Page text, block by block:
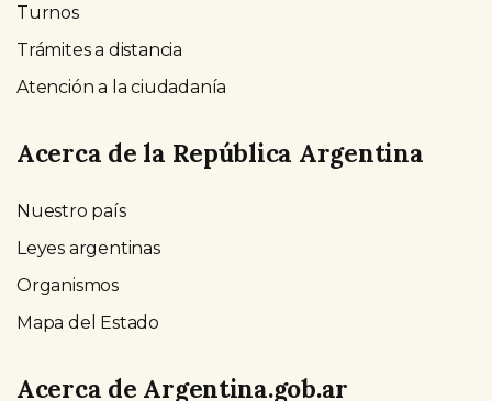
Turnos
Trámites a distancia
Atención a la ciudadanía
Acerca de la República Argentina
Nuestro país
Leyes argentinas
Organismos
Mapa del Estado
Acerca de Argentina.gob.ar